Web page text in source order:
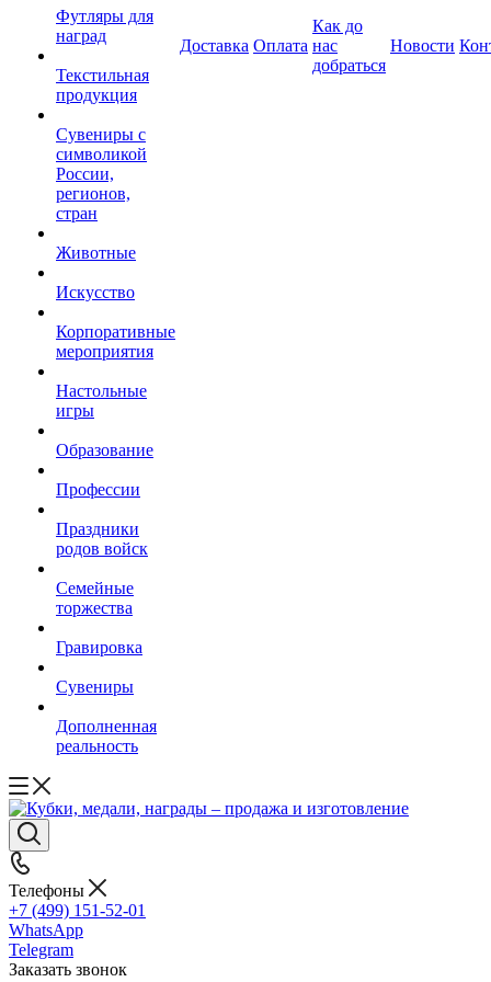
Футляры для
наград
Текстильная
продукция
Сувениры с
символикой
России,
регионов,
стран
Животные
Искусство
Корпоративные
мероприятия
Настольные
игры
Образование
Профессии
Праздники
родов войск
Семейные
торжества
Гравировка
Сувениры
Дополненная
реальность
Доставка Оплата
Как до
нас
добраться
Новости
Телефоны
+7 (499) 151-52-01
WhatsApp
Telegram
Заказать звонок